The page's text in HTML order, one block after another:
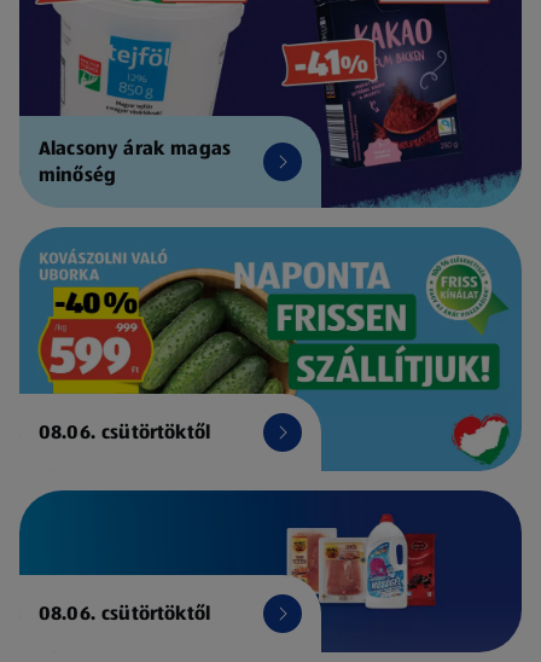
Alacsony árak magas
minőség
08.06. csütörtöktől
08.06. csütörtöktől